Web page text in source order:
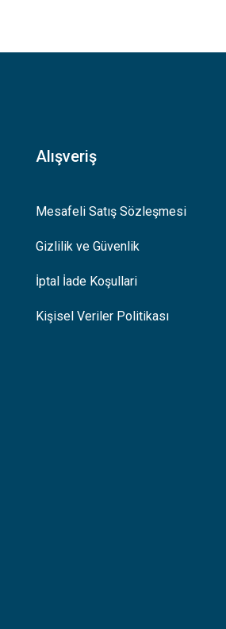
Alışveriş
Mesafeli Satış Sözleşmesi
Gizlilik ve Güvenlik
İptal İade Koşullari
Kişisel Veriler Politikası